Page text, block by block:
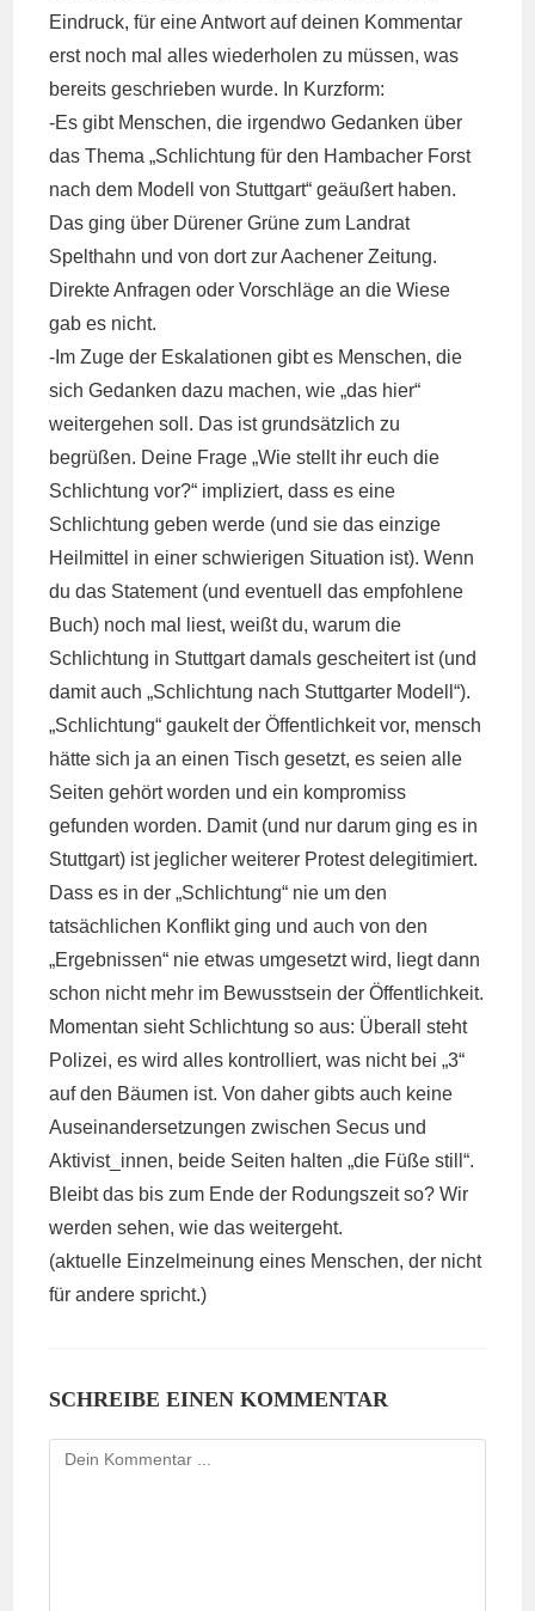
Eindruck, für eine Antwort auf deinen Kommentar
erst noch mal alles wiederholen zu müssen, was
bereits geschrieben wurde. In Kurzform:
-Es gibt Menschen, die irgendwo Gedanken über
das Thema „Schlichtung für den Hambacher Forst
nach dem Modell von Stuttgart“ geäußert haben.
Das ging über Dürener Grüne zum Landrat
Spelthahn und von dort zur Aachener Zeitung.
Direkte Anfragen oder Vorschläge an die Wiese
gab es nicht.
-Im Zuge der Eskalationen gibt es Menschen, die
sich Gedanken dazu machen, wie „das hier“
weitergehen soll. Das ist grundsätzlich zu
begrüßen. Deine Frage „Wie stellt ihr euch die
Schlichtung vor?“ impliziert, dass es eine
Schlichtung geben werde (und sie das einzige
Heilmittel in einer schwierigen Situation ist). Wenn
du das Statement (und eventuell das empfohlene
Buch) noch mal liest, weißt du, warum die
Schlichtung in Stuttgart damals gescheitert ist (und
damit auch „Schlichtung nach Stuttgarter Modell“).
„Schlichtung“ gaukelt der Öffentlichkeit vor, mensch
hätte sich ja an einen Tisch gesetzt, es seien alle
Seiten gehört worden und ein kompromiss
gefunden worden. Damit (und nur darum ging es in
Stuttgart) ist jeglicher weiterer Protest delegitimiert.
Dass es in der „Schlichtung“ nie um den
tatsächlichen Konflikt ging und auch von den
„Ergebnissen“ nie etwas umgesetzt wird, liegt dann
schon nicht mehr im Bewusstsein der Öffentlichkeit.
Momentan sieht Schlichtung so aus: Überall steht
Polizei, es wird alles kontrolliert, was nicht bei „3“
auf den Bäumen ist. Von daher gibts auch keine
Auseinandersetzungen zwischen Secus und
Aktivist_innen, beide Seiten halten „die Füße still“.
Bleibt das bis zum Ende der Rodungszeit so? Wir
werden sehen, wie das weitergeht.
(aktuelle Einzelmeinung eines Menschen, der nicht
für andere spricht.)
SCHREIBE EINEN KOMMENTAR
Kommentieren